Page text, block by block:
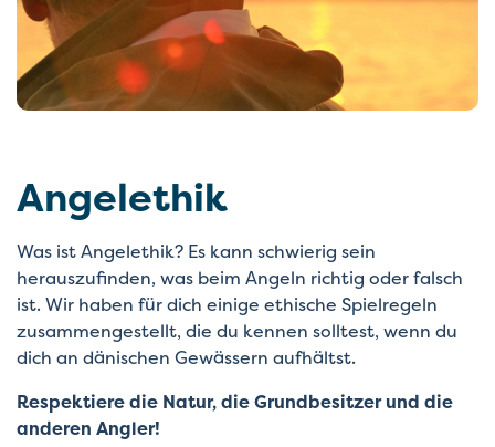
Angelethik
Was ist Angelethik? Es kann schwierig sein
herauszufinden, was beim Angeln richtig oder falsch
ist. Wir haben für dich einige ethische Spielregeln
zusammengestellt, die du kennen solltest, wenn du
dich an dänischen Gewässern aufhältst.
Respektiere die Natur, die Grundbesitzer und die
anderen Angler!